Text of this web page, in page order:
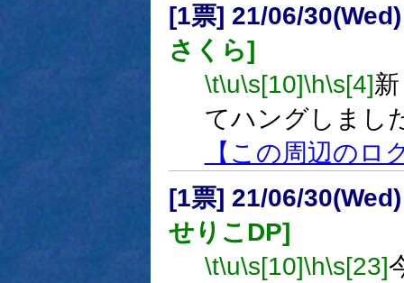
[1票] 21/06/
さくら]
\t\u\s[10]\h\s[4]
てハングしまし
【この周辺のロ
[1票] 21/06/
せりこDP]
\t\u\s[10]\h\s[23]